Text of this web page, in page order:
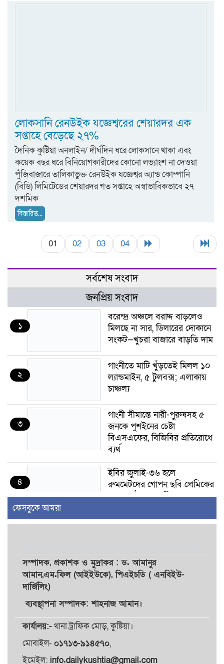
লোকসানি রেনউইক যজ্ঞেশ্বরের শেয়ারদর এক
সপ্তাহে বেড়েছে ২৭%
দৈনিক কুষ্টিয়া অনলাইন/ দীর্ঘদিন ধরে লোকসানে থাকা এবং
কয়েক বছর ধরে বিনিয়োগকারীদের কোনো লভ্যাংশ না দেওয়া
পুঁজিবাজারে তালিকাভুক্ত রেনউইক যজ্ঞেশ্বর অ্যান্ড কোম্পানি
(বিডি) লিমিটেডের শেয়ারদর গত সপ্তাহে অস্বাভাবিকভাবে ২৭
দশমিক
বিস্তারিত...
01 02 03 04
সর্বশেষ সংবাদ
জনপ্রিয় সংবাদ
১
বরেন্দ্র অঞ্চলে বরাদ্দ বাড়লেও
মিলছে না সার, ডিলারের দোকানে
সংকট—খুচরা বাজারে বাড়তি দাম
২
গাংনীতে মাটি খুঁড়তেই মিলল ১০
ল্যান্ডমাইন, ৫ টুলবক্স; এলাকায়
চাঞ্চল্য
৩
গাংনী সীমান্তে নারী-পুরুষসহ ৫
জনকে পুশইনের চেষ্টা
বিএসএফের, বিজিবির প্রতিরোধে
ব্যর্থ
৪
ইবির জুলাই-৩৬ হলে
রুমমেটদের গোপন ছবি প্রেমিকের
কাছে পাঠানোর অভিযোগ, ক্ষোভ
ব্যবস্থা
খোকসায় বিএনপি নেতা নাফিজ
গুরুতর আহত
সাঈদীর ছবিতে জুতা
নিক্ষেপকারীরা ‘জারজ সন্তান’:
ফেসবুকে আমরা
সম্পাদক, প্রকাশকওমুদ্রাকর: ড. আমানুর
আমান,এম.ফিল (আইইউকে), পিএইচডি ( এনবিইউ-
দার্জিলিং)
ব্যবস্থাপনা সম্পাদক: শাহনাজ আমান।
কার্যালয়:-থানা ট্রাফিক মোড়, কুষ্টিয়া।
মোবাইল- ০১৭১৩-৯১৪৫৭০,
ইমেইল: info.dailykushtia@gmail.com